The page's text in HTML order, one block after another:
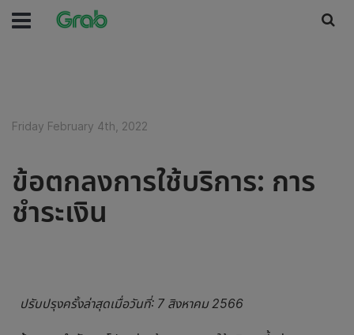
Friday February 4th, 2022
ข้อตกลงการใช้บริการ: การ
ชำระเงิน
ปรับปรุงครั้งล่าสุดเมื่อวันที่: 7 สิงหาคม 2566